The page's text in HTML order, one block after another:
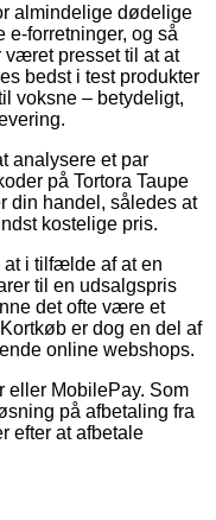
almindelige dødelige
e-forretninger, og så
været presset til at at
bedst i test produkter
voksne – betydeligt,
analysere et par
på Tortora Taupe
din handel, således at
kostelige pris.
at i tilfælde af at en
til en udsalgspris
det ofte være et
er dog en del af
online webshops.
eller MobilePay. Som
på afbetaling fra
efter at afbetale